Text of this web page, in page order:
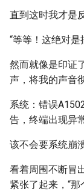
直到这时我才是
“等等！这绝对
然而就像是印证
声，将我的声音
系统：错误
告，终端出现异
该不会要系统崩
看着周围不断冒
紧张了起来，“